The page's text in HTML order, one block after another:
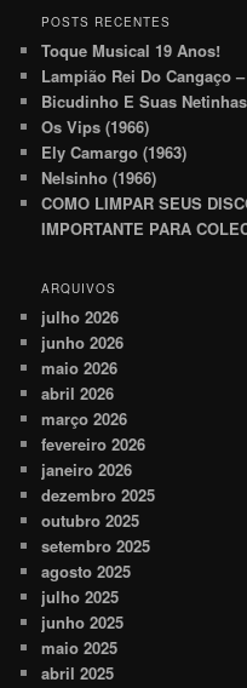
POSTS RECENTES
Toque Musical 19 Anos!
Lampião Rei Do Cangaço
Bicudinho E Suas
Os Vips (1966)
Ely Camargo (1963)
Nelsinho (1966)
COMO LIMPAR SEUS
IMPORTANTE PARA
ARQUIVOS
julho 2026
junho 2026
maio 2026
abril 2026
março 2026
fevereiro 2026
janeiro 2026
dezembro 2025
outubro 2025
setembro 2025
agosto 2025
julho 2025
junho 2025
maio 2025
abril 2025